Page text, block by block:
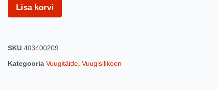
Lisa korvi
SKU 403400209
Kategooria Vuugitäide, Vuugisilikoon